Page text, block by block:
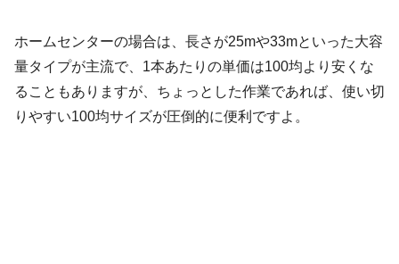
ホームセンターの場合は、長さが25mや33mといった大容
量タイプが主流で、1本あたりの単価は100均より安くな
ることもありますが、ちょっとした作業であれば、使い切
りやすい100均サイズが圧倒的に便利ですよ。